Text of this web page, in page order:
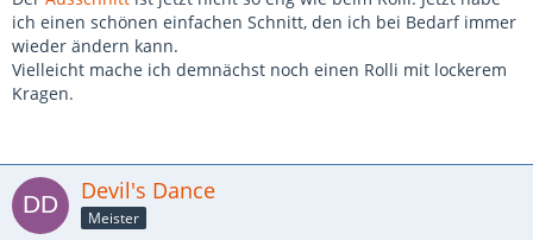
ich einen schönen einfachen Schnitt, den ich bei Bedarf immer
wieder ändern kann.
Vielleicht mache ich demnächst noch einen Rolli mit lockerem
Kragen.
Devil's Dance
Meister